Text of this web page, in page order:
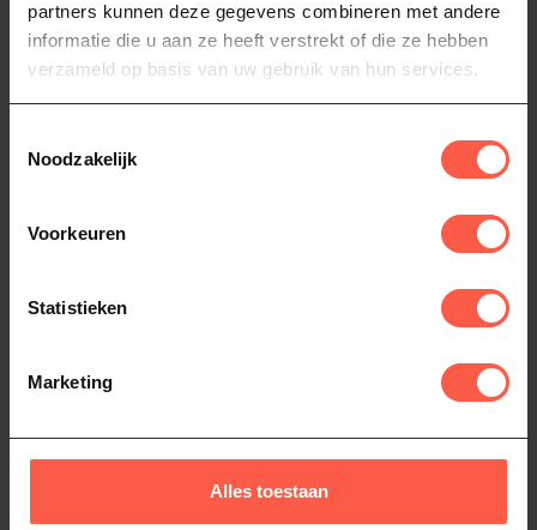
partners kunnen deze gegevens combineren met andere
informatie die u aan ze heeft verstrekt of die ze hebben
verzameld op basis van uw gebruik van hun services.
Noodzakelijk
Voorkeuren
Statistieken
Marketing
Alles toestaan
bbq pellets(12) Pellets(16) Signature(3)
Of heb je hulp nodig bij het bestellen? Neem
ofbel
Recent bekeken